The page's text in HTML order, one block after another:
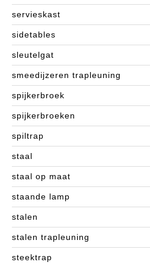
servieskast
sidetables
sleutelgat
smeedijzeren trapleuning
spijkerbroek
spijkerbroeken
spiltrap
staal
staal op maat
staande lamp
stalen
stalen trapleuning
steektrap